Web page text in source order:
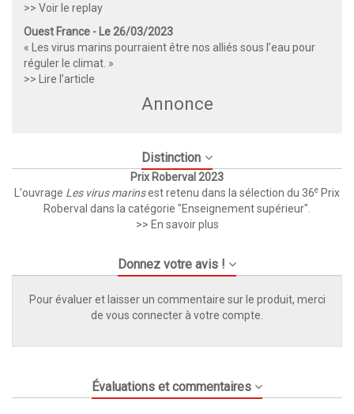
>> Voir le replay
Ouest France - Le 26/03/2023
« Les virus marins pourraient être nos alliés sous l’eau pour
réguler le climat. »
>> Lire l’article
Annonce
Distinction
Prix Roberval 2023
L'ouvrage Les virus marinsest retenu dans la sélection du 36e Prix
Roberval dans la catégorie "Enseignement supérieur".
>> En savoir plus
Donnez votre avis !
Pour évaluer et laisser un commentaire sur le produit, merci
de vous connecter à votre compte.
Évaluations et commentaires